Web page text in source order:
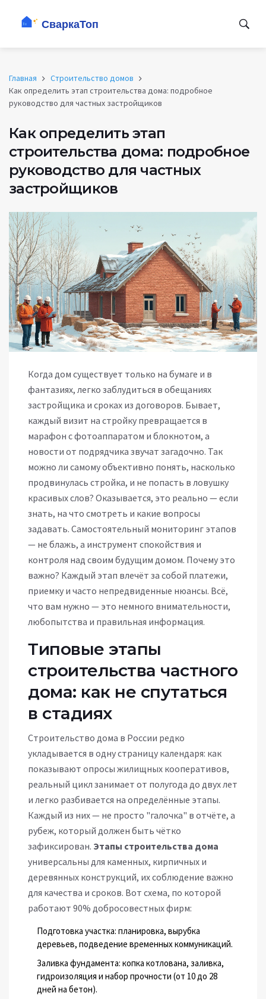
Главная
Строительство домов
Как определить этап строительства дома: подробное
руководство для частных застройщиков
Как определить этап
строительства дома: подробное
руководство для частных
застройщиков
Когда дом существует только на бумаге и в
фантазиях, легко заблудиться в обещаниях
застройщика и сроках из договоров. Бывает,
каждый визит на стройку превращается в
марафон с фотоаппаратом и блокнотом, а
новости от подрядчика звучат загадочно. Так
можно ли самому объективно понять, насколько
продвинулась стройка, и не попасть в ловушку
красивых слов? Оказывается, это реально — если
знать, на что смотреть и какие вопросы
задавать. Самостоятельный мониторинг этапов
— не блажь, а инструмент спокойствия и
контроля над своим будущим домом. Почему это
важно? Каждый этап влечёт за собой платежи,
приемку и часто непредвиденные нюансы. Всё,
что вам нужно — это немного внимательности,
любопытства и правильная информация.
Типовые этапы
строительства частного
дома: как не спутаться
в стадиях
Строительство дома в России редко
укладывается в одну страницу календаря: как
показывают опросы жилищных кооперативов,
реальный цикл занимает от полугода до двух лет
и легко разбивается на определённые этапы.
Каждый из них — не просто "галочка" в отчёте, а
рубеж, который должен быть чётко
зафиксирован. Этапы строительства дома
универсальны для каменных, кирпичных и
деревянных конструкций, их соблюдение важно
для качества и сроков. Вот схема, по которой
работают 90% добросовестных фирм:
Подготовка участка: планировка, вырубка
деревьев, подведение временных коммуникаций.
Заливка фундамента: копка котлована, заливка,
гидроизоляция и набор прочности (от 10 до 28
дней на бетон).